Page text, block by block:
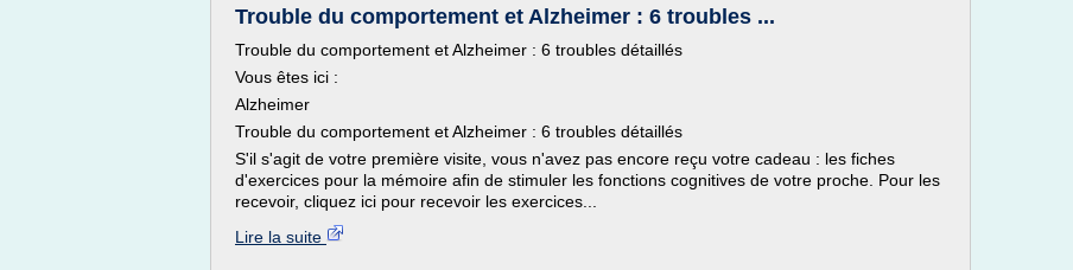
Trouble du comportement et Alzheimer : 6 troubles ...
Trouble du comportement et Alzheimer : 6 troubles détaillés
Vous êtes ici :
Alzheimer
Trouble du comportement et Alzheimer : 6 troubles détaillés
S'il s'agit de votre première visite, vous n'avez pas encore reçu votre cadeau : les fiches
d'exercices pour la mémoire afin de stimuler les fonctions cognitives de votre proche. Pour les
recevoir, cliquez ici pour recevoir les exercices...
Lire la suite